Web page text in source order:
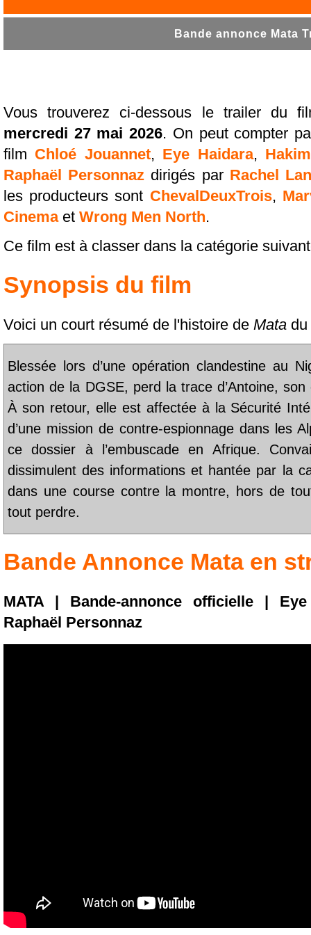
Bande annonce Mata
Vous trouverez ci-dessous le trailer du
mercredi 27 mai 2026. On peut compter
film Chloé Jouannet, Eye Haidara,
Raphaël Personnaz dirigés par Rachel
les producteurs sont ChevalDeuxTrois,
Cinemaet Wrong Men North.
Ce film est à classer dans la catégorie
Synopsis du film
Voici un court résumé de l'histoire de Mata
Blessée lors d’une opération clandestine au
action de la DGSE, perd la trace d’Antoine,
À son retour, elle est affectée à la Sécurité
d’une mission de contre-espionnage dans les
ce dossier à l’embuscade en Afrique.
dissimulent des informations et hantée par la
dans une course contre la montre, hors de
tout perdre.
Bande Annonce Mataen
MATA | Bande-annonce officielle |
Raphaël Personnaz